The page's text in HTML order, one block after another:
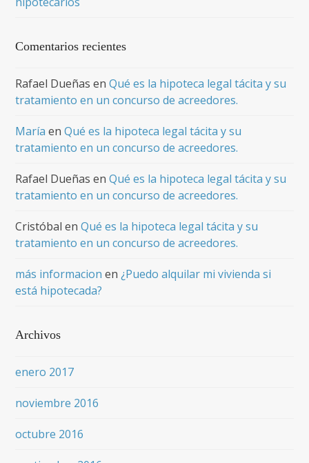
Comentarios recientes
Rafael Dueñas enQué es la hipoteca legal tácita y su
tratamiento en un concurso de acreedores.
María enQué es la hipoteca legal tácita y su
tratamiento en un concurso de acreedores.
Rafael Dueñas enQué es la hipoteca legal tácita y su
tratamiento en un concurso de acreedores.
Cristóbal enQué es la hipoteca legal tácita y su
tratamiento en un concurso de acreedores.
más informacion en¿Puedo alquilar mi vivienda si
está hipotecada?
Archivos
enero 2017
noviembre 2016
octubre 2016